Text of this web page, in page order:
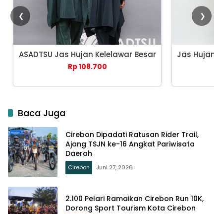
❮
ASADTSU Jas Hujan Kelelawar Besar
Rp 108.700
Jas Hujan
❯
Baca Juga
Cirebon Dipadati Ratusan Rider Trail,
Ajang TSJN ke-16 Angkat Pariwisata
Daerah
Cirebon Juni 27, 2026
2.100 Pelari Ramaikan Cirebon Run 10K,
Dorong Sport Tourism Kota Cirebon